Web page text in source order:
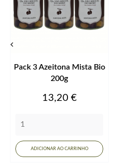
Pack 3 Azeitona Mista Bio
200g
Preço
13,20 €
ADICIONAR AO CARRINHO
